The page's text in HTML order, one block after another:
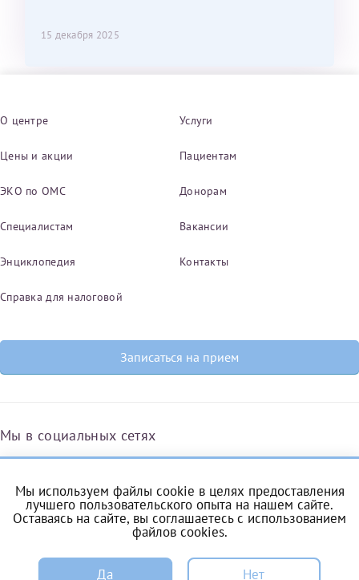
15 декабря 2025
О центре Услуги
Цены и акции Пациентам
ЭКО по ОМС Донорам
Специалистам Вакансии
Энциклопедия Контакты
Справка для налоговой
Записаться на прием
Мы в социальных сетях
Вконтакте ОдноклассникиЯндекс.Дзен Telegram Max
Комендантский проспект, 53/1A
Мы используем файлы cookie в целях предоставления
лучшего пользовательского опыта на нашем сайте.
Оставаясь на сайте, вы соглашаетесь с использованием
файлов cookies.
Да Нет
ЗАПИСЬ